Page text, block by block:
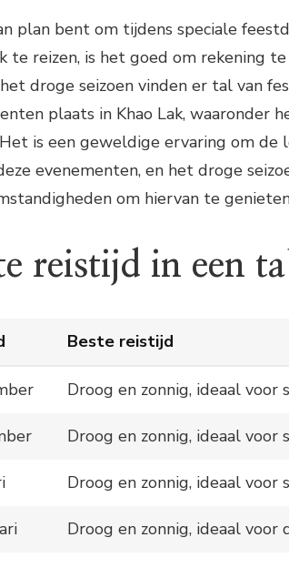
plan bent om tijdens speciale
te reizen, is het goed om rekening
droge seizoen vinden er tal van
plaats in Khao Lak, waaronder
is een geweldige ervaring om
evenementen, en het droge
om hiervan te
reistijd in een
Beste reistijd
Droog en zonnig, ideaal
Droog en zonnig, ideaal
Droog en zonnig, ideaal
Droog en zonnig, ideaal